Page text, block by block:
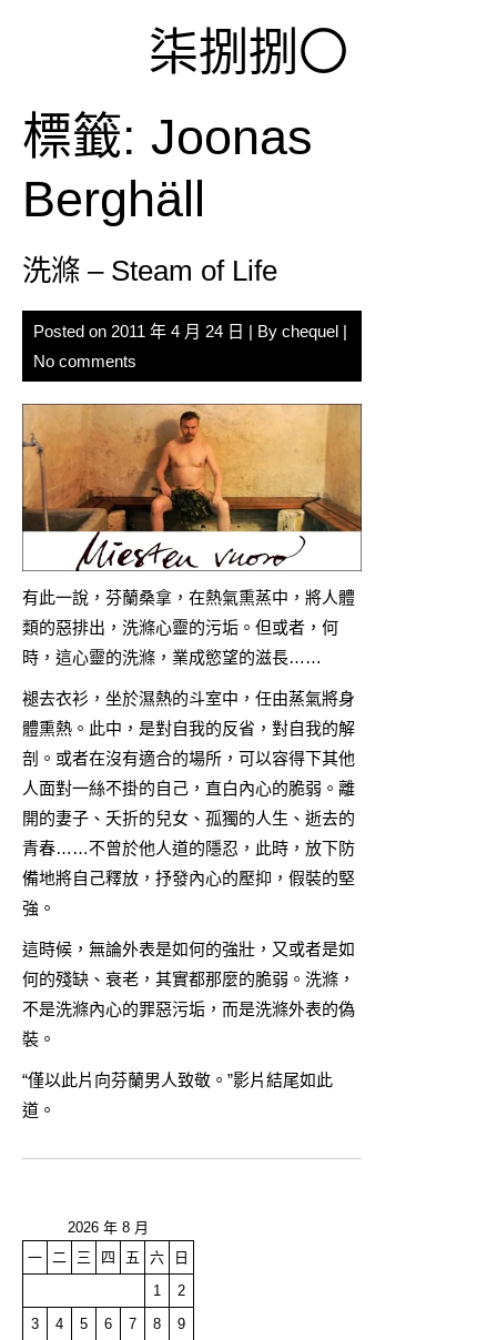
柒捌捌〇
標籤: Joonas
Berghäll
洗滌 – Steam of Life
Posted on 2011 年 4 月 24 日 | By chequel |
No comments
有此一說，芬蘭桑拿，在熱氣熏蒸中，將人體
類的惡排出，洗滌心靈的污垢。但或者，何
時，這心靈的洗滌，業成慾望的滋長……
褪去衣衫，坐於濕熱的斗室中，任由蒸氣將身
體熏熱。此中，是對自我的反省，對自我的解
剖。或者在沒有適合的場所，可以容得下其他
人面對一絲不掛的自己，直白內心的脆弱。離
開的妻子、夭折的兒女、孤獨的人生、逝去的
青春……不曾於他人道的隱忍，此時，放下防
備地將自己釋放，抒發內心的壓抑，假裝的堅
強。
這時候，無論外表是如何的強壯，又或者是如
何的殘缺、衰老，其實都那麼的脆弱。洗滌，
不是洗滌內心的罪惡污垢，而是洗滌外表的偽
裝。
“僅以此片向芬蘭男人致敬。”影片結尾如此
道。
2026 年 8 月
一
二 三 四 五 六
日
1
2
3
4 5 6 7 8
9